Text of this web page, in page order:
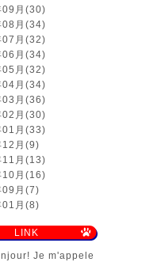
月 (30)
月 (34)
月 (32)
月 (34)
月 (32)
月 (34)
月 (36)
月 (30)
月 (33)
月 (9)
月 (13)
月 (16)
月 (7)
月 (8)
LINK
Je m'appele